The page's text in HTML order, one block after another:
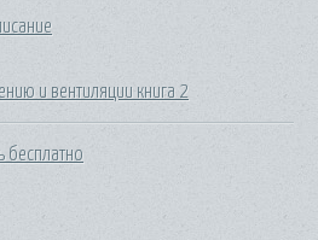
и вентиляции книга 2
бесплатно